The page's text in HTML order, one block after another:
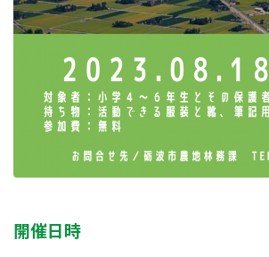
開催日時